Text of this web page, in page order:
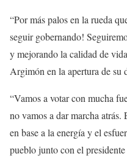
“Por más palos en la rueda
seguir gobernando!
y mejorando la calidad de
Argimón en la apertura de su
“Vamos a votar con mucha
no vamos a dar marcha
en base a la energía y el
pueblo junto con el